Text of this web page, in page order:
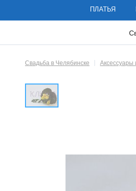
ПЛАТЬЯ
Свадьба в Челябинске Аксессуары